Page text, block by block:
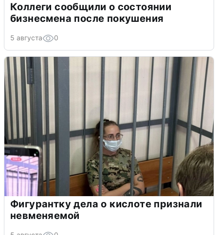
Коллеги сообщили о состоянии
бизнесмена после покушения
5 августа 0
Фигурантку дела о кислоте признали
невменяемой